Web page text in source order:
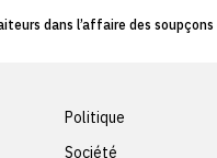
dans l’affaire des
Politique
Société